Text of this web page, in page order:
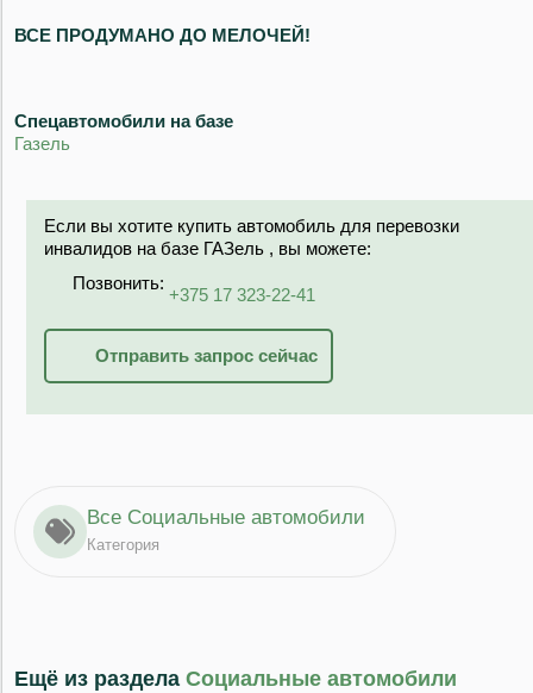
ВСЕ ПРОДУМАНО ДО МЕЛОЧЕЙ!
Спецавтомобили на базе
Газель
Если вы хотите купить автомобиль для перевозки
инвалидов на базе ГАЗель , вы можете:
Позвонить:
+375 17 323-22-41
Отправить запрос сейчас
Все Социальные автомобили
Категория
Ещё из раздела Социальные автомобили